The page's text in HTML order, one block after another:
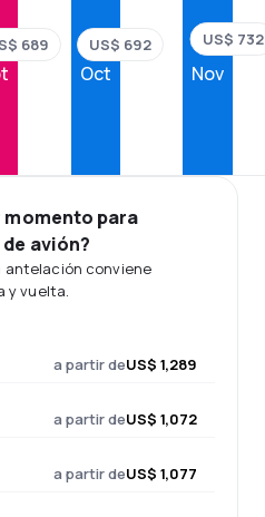
689
Oct
US$ 692
Nov
US$ 732
momento para
avión?
antelación conviene
y vuelta.
a partir deUS$ 1,289
a partir deUS$ 1,072
a partir deUS$ 1,077